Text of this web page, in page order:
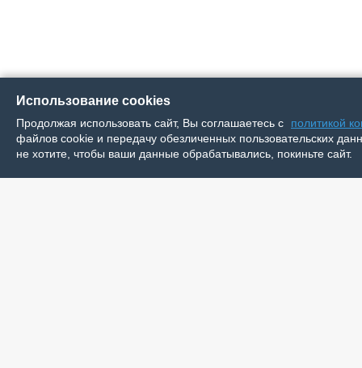
Использование cookies
Продолжая использовать сайт, Вы соглашаетесь с
политикой
файлов cookie и передачу обезличенных пользовательских
не хотите, чтобы ваши данные обрабатывались, покиньте сайт.